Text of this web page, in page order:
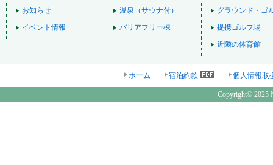
お知らせ
イベント情報
温泉（サウナ付）
バリアフリー棟
グラウンド・ゴ
提携ゴルフ場
近隣の体育館
ホーム 宿泊約款 個人情報取
Copyright© 2025